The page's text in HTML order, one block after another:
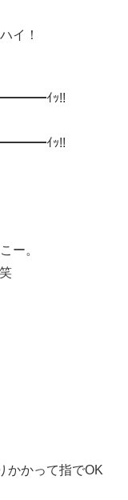
イ！
｡━━━━ｲｯ!!
｡━━━━ｲｯ!!
ー。
かかって指でOK